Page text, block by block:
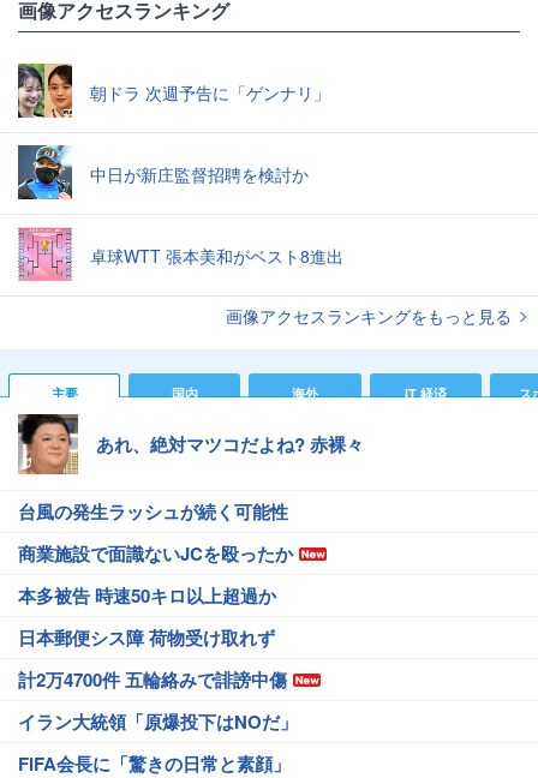
画像アクセスランキング
朝ドラ 次週予告に「ゲンナリ」
中日が新庄監督招聘を検討か
卓球WTT 張本美和がベスト8進出
画像アクセスランキングをもっと見る
主要 国内 海外 IT 経済 ス
あれ、絶対マツコだよね? 赤裸々
台風の発生ラッシュが続く可能性
商業施設で面識ないJCを殴ったか
本多被告 時速50キロ以上超過か
日本郵便シス障 荷物受け取れず
計2万4700件 五輪絡みで誹謗中傷
イラン大統領「原爆投下はNOだ」
FIFA会長に「驚きの日常と素顔」